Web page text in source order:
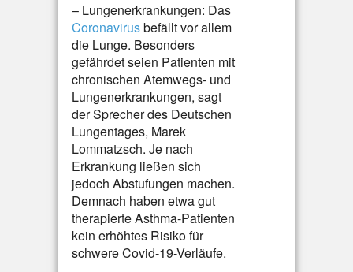
– Lungenerkrankungen: Das
Coronavirusbefällt vor allem
die Lunge. Besonders
gefährdet seien Patienten mit
chronischen Atemwegs- und
Lungenerkrankungen, sagt
der Sprecher des Deutschen
Lungentages, Marek
Lommatzsch. Je nach
Erkrankung ließen sich
jedoch Abstufungen machen.
Demnach haben etwa gut
therapierte Asthma-Patienten
kein erhöhtes Risiko für
schwere Covid-19-Verläufe.